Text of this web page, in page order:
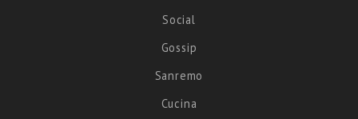
Social
Gossip
Sanremo
Cucina